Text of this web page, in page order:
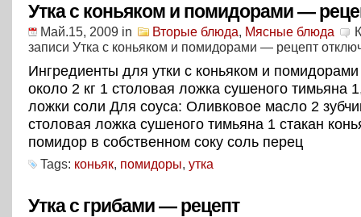
Утка с коньяком и помидорами —
Май.15, 2009 in Вторые блюда, Мясные блюда
записи Утка с коньяком и помидорами — рецепт
Ингредиенты для утки с коньяком и
около 2 кг 1 столовая ложка сушеного тимьяна
ложки соли Для соуса: Оливковое масло 2
столовая ложка сушеного тимьяна 1 стакан
помидор в собственном соку соль перец
Tags: коньяк, помидоры, утка
Утка с грибами — рецепт